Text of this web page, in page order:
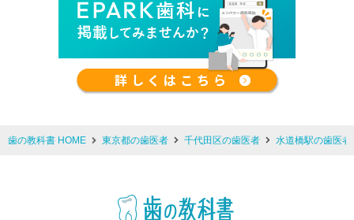
歯の教科書 HOME 東京都の歯医者 千代田区の歯医者 水道橋駅の歯医者